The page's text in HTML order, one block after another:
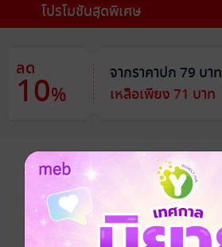
โปรโมชันสุดพิเศษ
ลด
10%
จากราคาปก 79 บาท
เหลือเพียง 71 บาท
อยากได้ ซื้อเป็นของขวัญ